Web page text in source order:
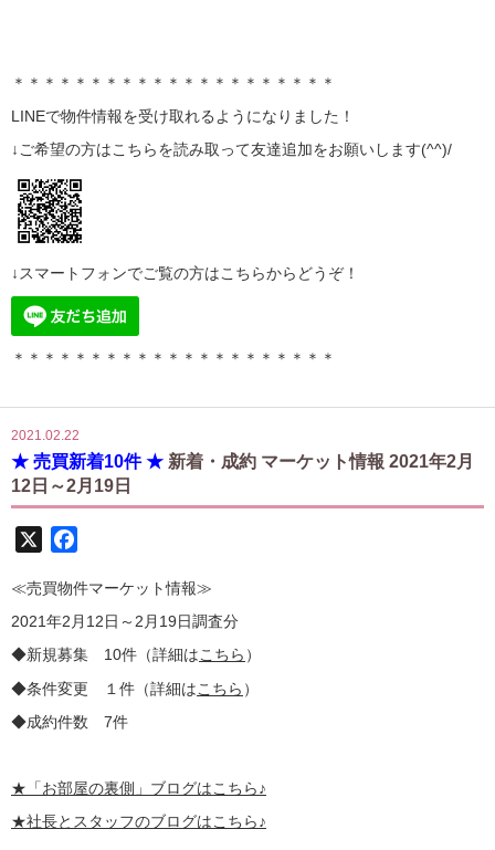
＊＊＊＊＊＊＊＊＊＊＊＊＊＊＊＊＊＊＊＊＊
LINEで物件情報を受け取れるようになりました！
↓ご希望の方はこちらを読み取って友達追加をお願いします(^^)/
↓スマートフォンでご覧の方はこちらからどうぞ！
＊＊＊＊＊＊＊＊＊＊＊＊＊＊＊＊＊＊＊＊＊
2021.02.22
★ 売買新着10件 ★ 新着・成約 マーケット情報 2021年2月
12日～2月19日
≪売買物件マーケット情報≫
2021年2月12日～2月19日調査分
◆新規募集 10件（詳細はこちら ）
◆条件変更 １件（詳細はこちら ）
◆成約件数 7件
★ 「お部屋の裏側」 ブログはこちら♪
★社長とスタッフのブログはこちら♪